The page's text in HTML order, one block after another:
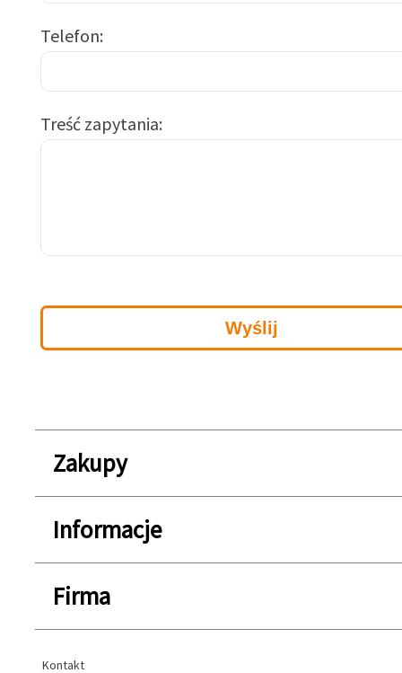
Telefon
Treść zapytania
Zakupy
Informacje
Firma
Kontakt
Kontakt